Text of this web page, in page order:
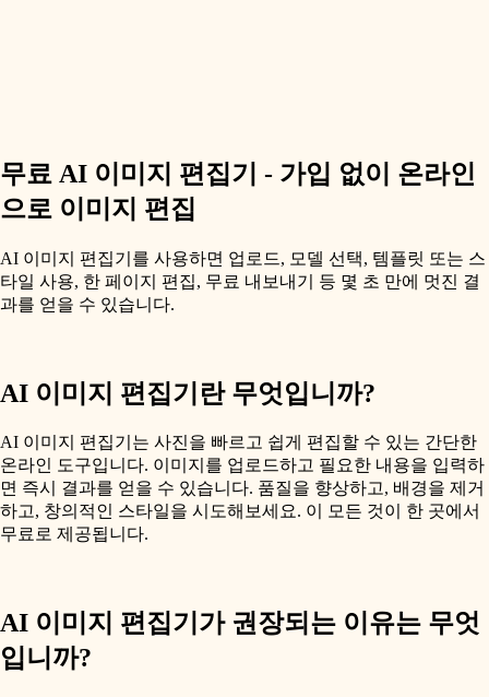
무료 AI 이미지 편집기 - 가입 없이 온라인
으로 이미지 편집
AI 이미지 편집기를 사용하면 업로드, 모델 선택, 템플릿 또는 스
타일 사용, 한 페이지 편집, 무료 내보내기 등 몇 초 만에 멋진 결
과를 얻을 수 있습니다.
AI 이미지 편집기란 무엇입니까?
AI 이미지 편집기는 사진을 빠르고 쉽게 편집할 수 있는 간단한
온라인 도구입니다. 이미지를 업로드하고 필요한 내용을 입력하
면 즉시 결과를 얻을 수 있습니다. 품질을 향상하고, 배경을 제거
하고, 창의적인 스타일을 시도해보세요. 이 모든 것이 한 곳에서
무료로 제공됩니다.
AI 이미지 편집기가 권장되는 이유는 무엇
입니까?